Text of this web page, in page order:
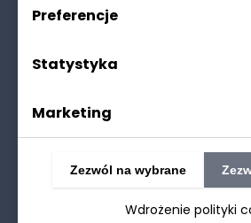
Polityka prywatności
©2025 Realizacjastrony www:
Preferencje
Statystyka
Marketing
Wdrożenie polityki
Zezwól na wybrane